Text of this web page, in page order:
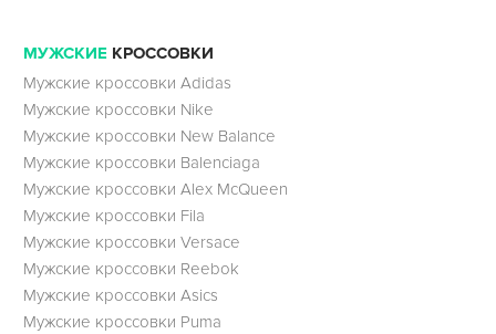
МУЖСКИЕ КРОССОВКИ
Мужские кроссовки Adidas
Мужские кроссовки Nike
Мужские кроссовки New Balance
Мужские кроссовки Balenciaga
Мужские кроссовки Alex McQueen
Мужские кроссовки Fila
Мужские кроссовки Versace
Мужские кроссовки Reebok
Мужские кроссовки Asics
Мужские кроссовки Puma